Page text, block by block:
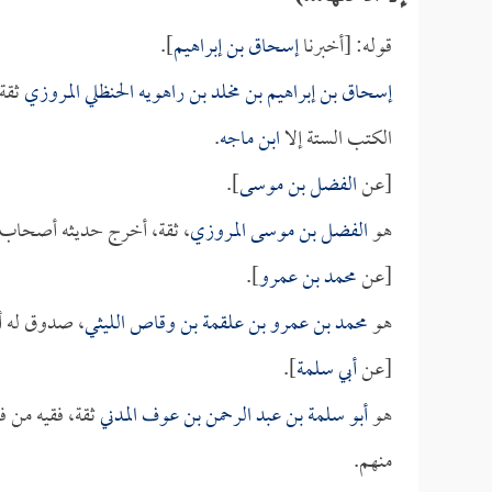
قوله: [أخبرناإسحاق بن إبراهيم].
إسحاق بن إبراهيم بن مخلد بن راهويه الحنظلي المروزي
الكتب الستة إلاابن ماجه.
[عنالفضل بن موسى].
هوالفضل بن موسى المروزي، ثقة، أخرج حديثه
[عنمحمد بن عمرو].
هومحمد بن عمرو بن علقمة بن وقاص الليثي، صدوق له
[عنأبي سلمة].
هوأبو سلمة بن عبد الرحمن بن عوف المدنيثقة، فقيه من
منهم.